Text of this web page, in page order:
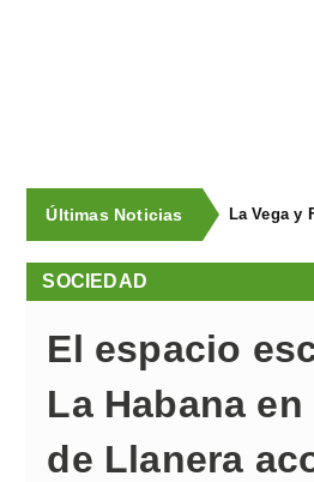
Últimas Noticias
SOCIEDAD
El espacio
La Habana
de Llanera